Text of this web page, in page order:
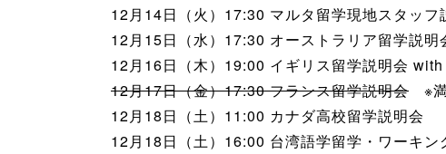
12月14日（火）17:30 マルタ留学現地スタッフ
12月15日（水）17:30 オーストラリア留学説明
12月16日（木）19:00 イギリス留学説明会
12月17日（金）17:30 フランス留学説明会 ※
12月18日（土）11:00 カナダ高校留学説明会
12月18日（土）16:00 台湾語学留学・ワーキン